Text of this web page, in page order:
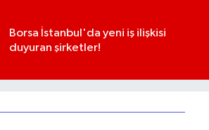
Borsa İstanbul'da yeni iş ilişkisi
duyuran şirketler!